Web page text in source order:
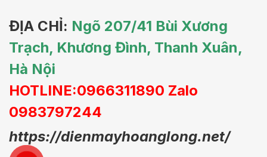
ĐỊA CHỈ: Ngõ 207/41 Bùi Xương
Trạch, Khương Đình, Thanh Xuân,
Hà Nội
HOTLINE:0966311890 Zalo
0983797244
https://dienmayhoanglong.net/